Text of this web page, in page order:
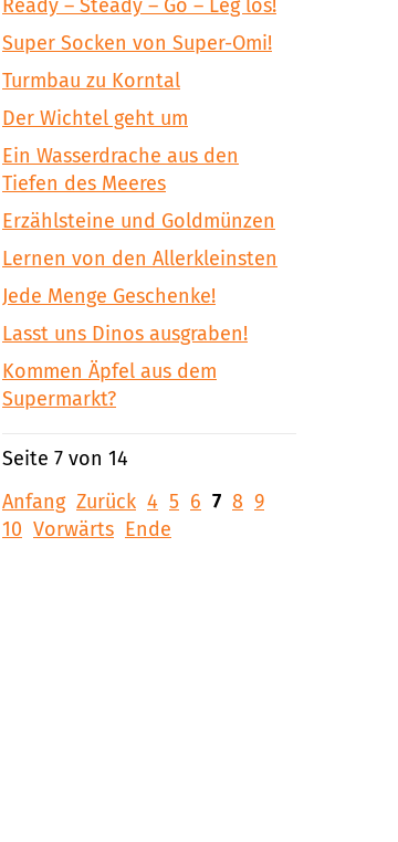
Ready – Steady – Go – Leg los!
Super Socken von Super-Omi!
Turmbau zu Korntal
Der Wichtel geht um
Ein Wasserdrache aus den
Tiefen des Meeres
Erzählsteine und Goldmünzen
Lernen von den Allerkleinsten
Jede Menge Geschenke!
Lasst uns Dinos ausgraben!
Kommen Äpfel aus dem
Supermarkt?
Seite 7 von 14
Anfang Zurück 4 5 6 7 8 9
10 Vorwärts Ende